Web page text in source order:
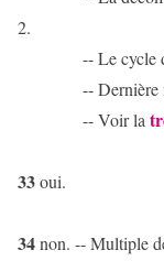
2.
-- Le cycle de 5
-- Dernière
-- Voir la
33oui.
34non. -- Multiple